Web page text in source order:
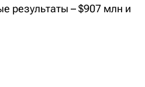
результаты – $907 млн и